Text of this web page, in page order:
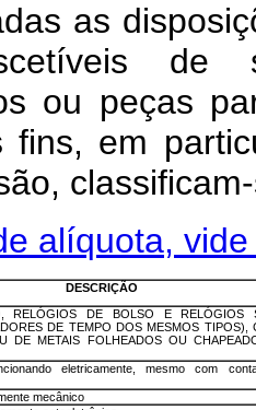
as
de
ou peças
fins, em
alíquota,
DESCRIÇÃO
RELÓGIOS DE BOLSO E RELÓGIOS
DE TEMPO DOS MESMOS TIPOS),
DE METAIS FOLHEADOS OU
eletricamente, mesmo com
mecânico